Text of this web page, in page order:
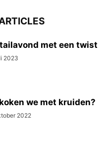
met een twist
2023
we met kruiden?
2022